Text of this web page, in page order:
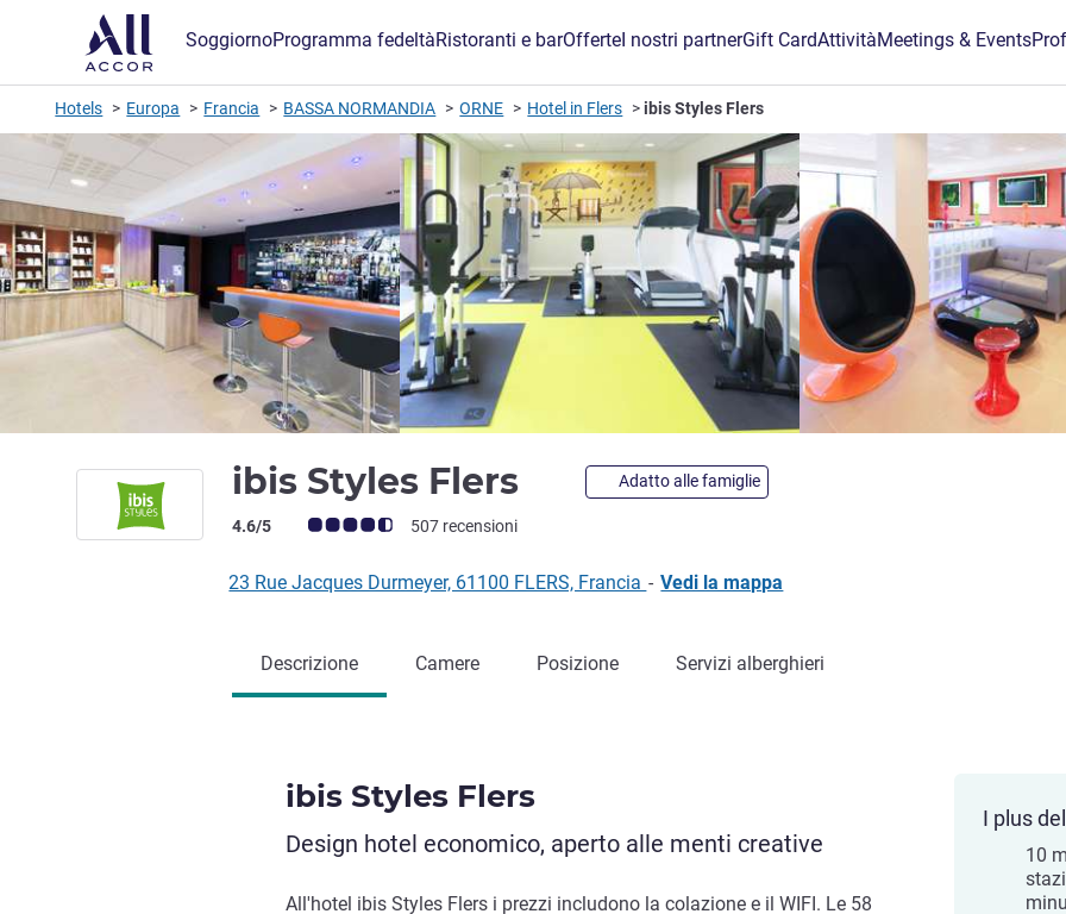
SoggiornoProgramma fedeltàRistoranti e barOfferteI nostri partnerGift CardAttivitàMeetings & Events
Hotels Europa Francia BASSA NORMANDIA ORNE Hotel in Flers ibis Styles Flers
ibis Styles Flers 3 stelleAdatto alle famiglie
Giudizio clienti (Valutazione ALL)
4.6/5 507 recensioni
23 Rue Jacques Durmeyer, 61100 FLERS, Francia - Vedi la mappa
Descrizione Camere Posizione Servizi alberghieri
ibis Styles Flers
Design hotel economico, aperto alle menti creative
All'hotel ibis Styles Flers i prezzi includono la colazione e il WIFI. Le 58
I plus
10